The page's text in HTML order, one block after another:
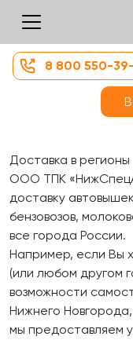
8 800 550-
Доставка в регионы
ООО ТПК
доставку
бензовозов,
все города России.
Например, если Вы
(или любом другом
возможности
Нижнего
мы предоставляем